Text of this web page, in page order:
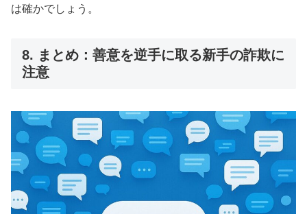
は確かでしょう。
8. まとめ：善意を逆手に取る新手の詐欺に
注意